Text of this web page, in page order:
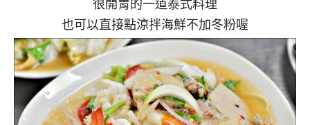
很開胃的一道泰式料理
也可以直接點涼拌海鮮不加冬粉喔